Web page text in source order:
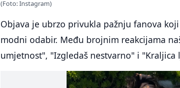
(Foto: Instagram)
Objava je ubrzo privukla pažnju fanova
modni odabir. Među brojnim reakcijama
umjetnost", "Izgledaš nestvarno" i "Kraljica